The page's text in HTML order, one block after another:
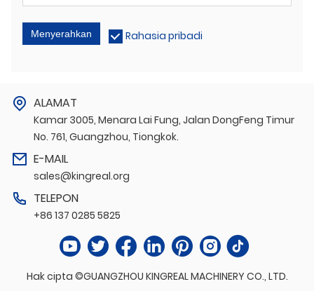
Menyerahkan Rahasia pribadi
ALAMAT
Kamar 3005, Menara Lai Fung, Jalan DongFeng Timur
No. 761, Guangzhou, Tiongkok.
E-MAIL
sales@kingreal.org
TELEPON
+86 137 0285 5825
Hak cipta ©GUANGZHOU KINGREAL MACHINERY CO., LTD.